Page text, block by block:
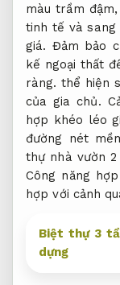
màu trầm đậm,
tinh tế và sang
giá. Đảm bảo
kế ngoại thất
ràng. thể hiện
của gia chủ.
hợp khéo léo
đường nét
thự nhà vườn
Công năng
hợp với cảnh
Biệt thự 3
dựng